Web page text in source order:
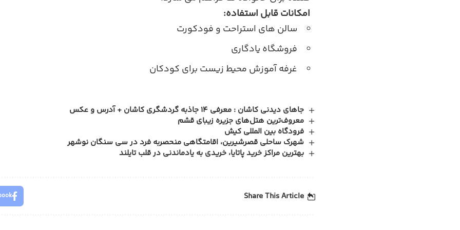
امکانات قابل استفاده:
سالن های استراحت و فودکورت
فروشگاه یادگاری
غرفه آموزش محیط زیست برای کودکان
جاهای دیدنی کاشان : معرفی 14 جاذبه گردشگری کاشان + آدرس و عکس
معروف‌ترین هتل‌های جزیره زیبای قشم
فرودگاه بین المللی کیش
شهرک ساحلی قصرشیرین، اقامتگاهی منحصربه فرد در سی سنگان نوشهر
بهترین مراکز خرید پاتایا، خریدی به یادماندنی در قلب تایلند
Share This Article